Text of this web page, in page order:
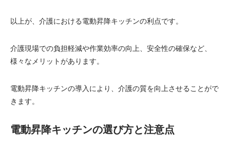
以上が、介護における電動昇降キッチンの利点です。
介護現場での負担軽減や作業効率の向上、安全性の確保など、
様々なメリットがあります。
電動昇降キッチンの導入により、介護の質を向上させることがで
きます。
電動昇降キッチンの選び方と注意点